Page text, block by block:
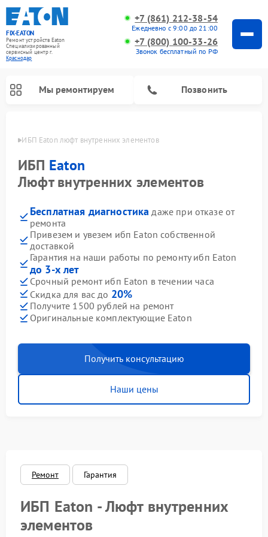
FIX-EATON
Ремонт устройств Eaton
Специализированный
cервисный центр г.
Краснодар
+7 (861) 212-38-54
Ежедневно с 9:00 до 21:00
+7 (800) 100-33-26
Звонок бесплатный по РФ
Мы ремонтируем Позвонить
ИБП Eaton люфт внутренних элементов
ИБП Eaton
Люфт внутренних элементов
Бесплатная диагностика даже при отказе от
ремонта
Привезем и увезем ибп Eaton собственной
доставкой
Гарантия на наши работы по ремонту ибп Eaton
до 3-х лет
Срочный ремонт ибп Eaton в течении часа
Скидка для вас до 20%
Получите 1500 рублей на ремонт
Оригинальные комплектующие Eaton
Получить консультацию
Наши цены
Ремонт Гарантия
ИБП Eaton - Люфт внутренних
элементов